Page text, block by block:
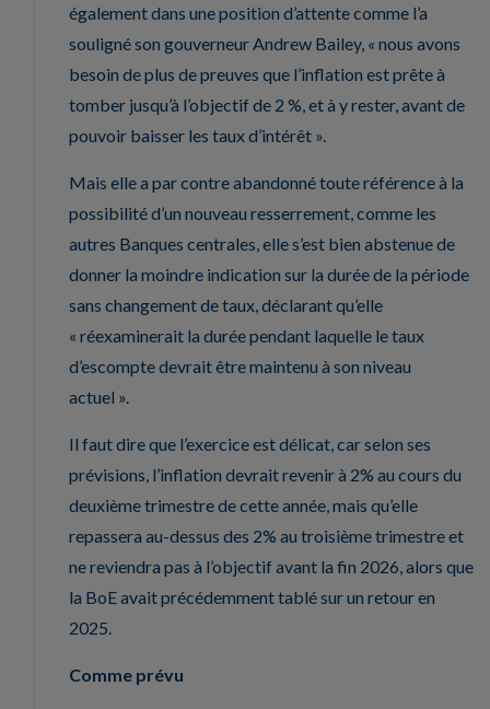
également dans une position d’attente comme l’a
souligné son gouverneur Andrew Bailey, « nous avons
besoin de plus de preuves que l’inflation est prête à
tomber jusqu’à l’objectif de 2 %, et à y rester, avant de
pouvoir baisser les taux d’intérêt ».
Mais elle a par contre abandonné toute référence à la
possibilité d’un nouveau resserrement, comme les
autres Banques centrales, elle s’est bien abstenue de
donner la moindre indication sur la durée de la période
sans changement de taux, déclarant qu’elle
« réexaminerait la durée pendant laquelle le taux
d’escompte devrait être maintenu à son niveau
actuel ».
Il faut dire que l’exercice est délicat, car selon ses
prévisions, l’inflation devrait revenir à 2% au cours du
deuxième trimestre de cette année, mais qu’elle
repassera au-dessus des 2% au troisième trimestre et
ne reviendra pas à l’objectif avant la fin 2026, alors que
la BoE avait précédemment tablé sur un retour en
2025.
Comme prévu